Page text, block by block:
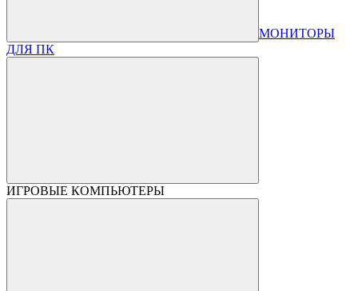
МОНИТОРЫ
ДЛЯ ПК
ИГРОВЫЕ КОМПЬЮТЕРЫ